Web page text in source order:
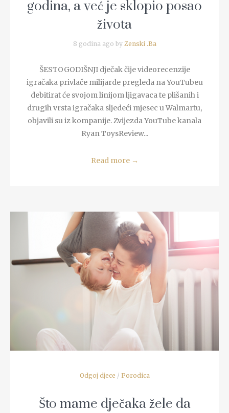
godina, a već je sklopio posao
života
8 godina ago by Zenski .Ba
ŠESTOGODIŠNJI dječak čije videorecenzije
igračaka privlače milijarde pregleda na YouTubeu
debitirat će svojom linijom ljigavaca te plišanih i
drugih vrsta igračaka sljedeći mjesec u Walmartu,
objavili su iz kompanije. Zvijezda YouTube kanala
Ryan ToysReview...
Read more →
READ MORE
Odgoj djece / Porodica
Što mame dječaka žele da